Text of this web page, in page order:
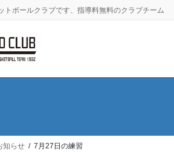
トボールクラブです、指導料無料のクラブチーム
知らせ 7月27日の練習